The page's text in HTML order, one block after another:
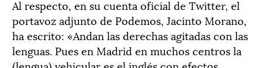
Al respecto, en su cuenta oficial de Twitter, el
portavoz adjunto de Podemos, Jacinto Morano,
ha escrito: «Andan las derechas agitadas con las
lenguas. Pues en Madrid en muchos centros la